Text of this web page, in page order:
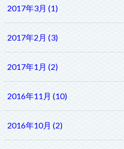
2017年3月 (1)
2017年2月 (3)
2017年1月 (2)
2016年11月 (10)
2016年10月 (2)